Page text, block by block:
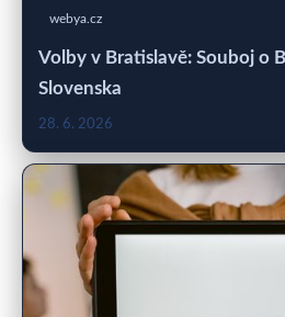
webya.cz
Volby v Bratislavě: Souboj o
Slovenska
28. 6. 2026